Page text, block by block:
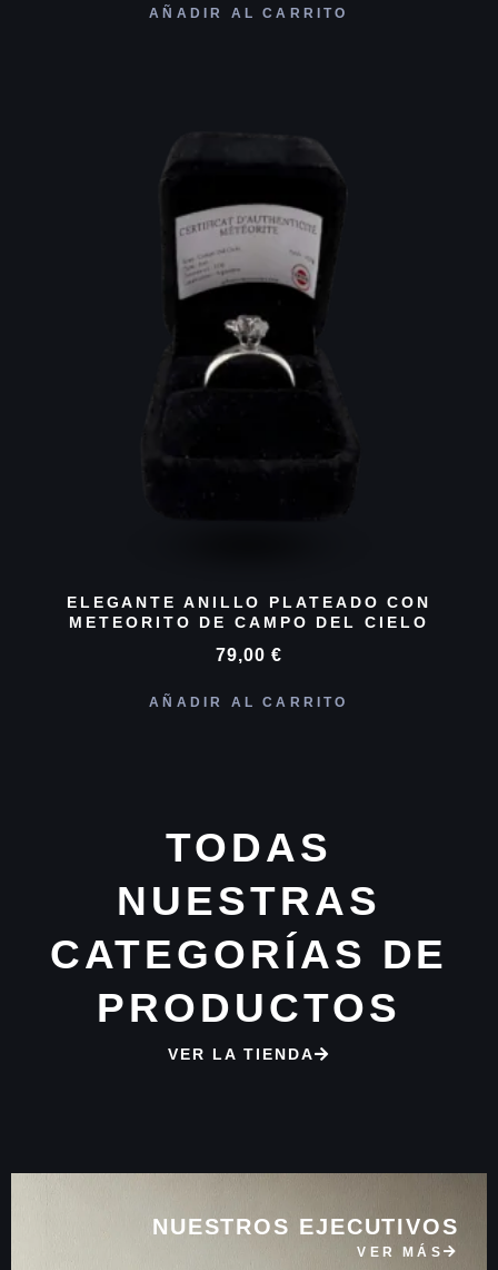
AÑADIR AL CARRITO
ELEGANTE ANILLO PLATEADO CON
METEORITO DE CAMPO DEL CIELO
79,00 €
AÑADIR AL CARRITO
TODAS
NUESTRAS
CATEGORÍAS DE
PRODUCTOS
VER LA TIENDA
NUESTROS EJECUTIVOS
VER MÁS